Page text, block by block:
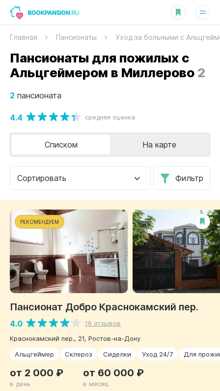
Главная Пансионаты Уход за больными с
Пансионаты для пожилых с
Альцгеймером в Миллерово2
2 пансионата
4.4 средняя оценка
Сортировать Фильтр
Списком На карте
РЕКОМЕНДУЕМ
Пансионат Добро Краснокамский пер.
4.0
16 отзывов
Краснокамский пер., 21, Ростов-на-Дону
Альцгеймер
Склероз Сиделки Уход 24/7 Для
от 2 000 ₽
в день
от 60 000 ₽
в месяц